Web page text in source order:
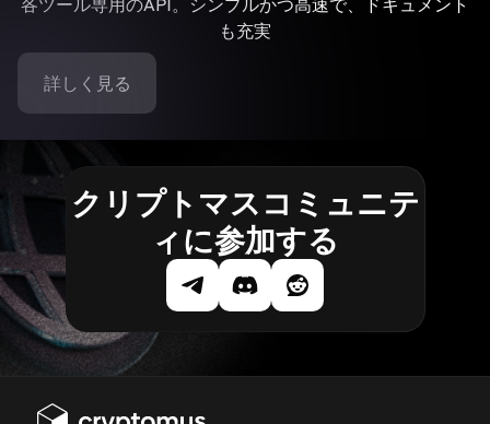
各ツール専用のAPI。シンプルかつ高速で、ドキュメント
も充実
詳しく見る
クリプトマスコミュニテ
ィに参加する